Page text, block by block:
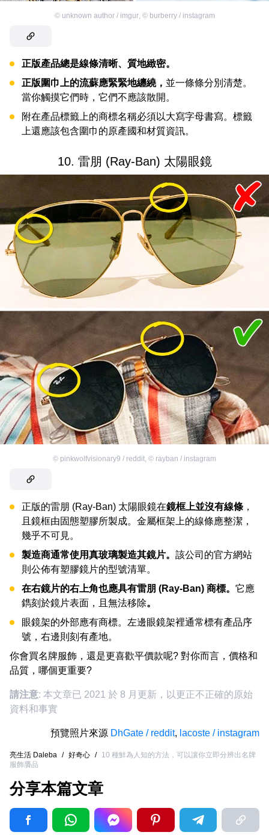
© unknown author / imgur, © burberry / instagram
正版產品總是線條清晰、質地緻密。
正版圍巾上的流蘇應緊緊地纏繞， 並一條條分別清楚。
當你觸摸它們時，它們不應該散開。
附在產品標籤上的商標名稱必須以大寫字母書寫。標籤
上還應該包含圍巾的原產國和材質資訊。
10. 雷朋 (Ray-Ban) 太陽眼鏡
© pinkwolfvisionary9 / reddit © rayban / instagram
正版的雷朋 (Ray-Ban) 太陽眼鏡在鏡框上並沒有線條 ，
且鏡框由固態塑膠所製成。金屬框架上的線條應整潔，
幾乎不可見。
製造商通常使用真玻璃製造其鏡片。 該公司的官方網站
則公佈有塑膠鏡片的型號清單。
在右鏡片的右上角也應具有雷朋 (Ray-Ban) 商標。 它應
鐫刻於鏡片表面，且無法移除。
眼鏡架的外部應有商標。左邊眼鏡架裡通常標有產品序
號，右邊則刻有產地。
你會買名牌服飾，還是更喜歡平價款呢? 對你而言，價格和
品質，哪個更重要?
請注意: 本文章已 2021 於 8 月更新，以更正不正確的原始
資料和事實
預覽照片來源 DhGate / reddit, lacoste / instagram
亮生活 Daleba / 好奇心 /
10 種鮮為人知的方法，可以讓你立即分辨出名牌
服飾贗品
分享本篇文章